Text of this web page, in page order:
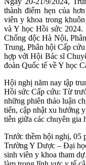
thành điểm hẹn của
viên y khoa trong
và Y học Hồi sức
Chống độc Hà Nội,
Trung, Phân hội Cấp
hợp với Hội Bác sĩ
đoàn Quốc tế về Y học
Hội nghị năm nay tập
Hồi sức Cấp cứu: Từ
những phiên thảo luận
tiến, cập nhật xu hướng
tiễn giữa các chuyên gia
Trước thềm hội nghị, 05
Trường Y Dược – Đại
sinh viên y khoa tham